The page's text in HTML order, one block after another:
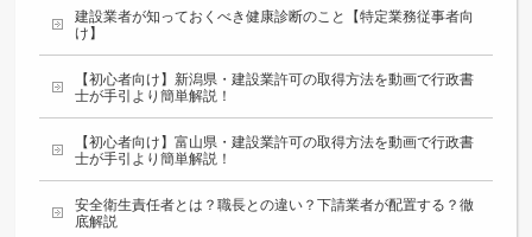
建設業者が知っておくべき健康診断のこと【特定業務従事者向
け】
【初心者向け】新潟県・建設業許可の取得方法を動画で行政書
士が手引より簡単解説！
【初心者向け】富山県・建設業許可の取得方法を動画で行政書
士が手引より簡単解説！
安全衛生責任者とは？職長との違い？下請業者が配置する？徹
底解説